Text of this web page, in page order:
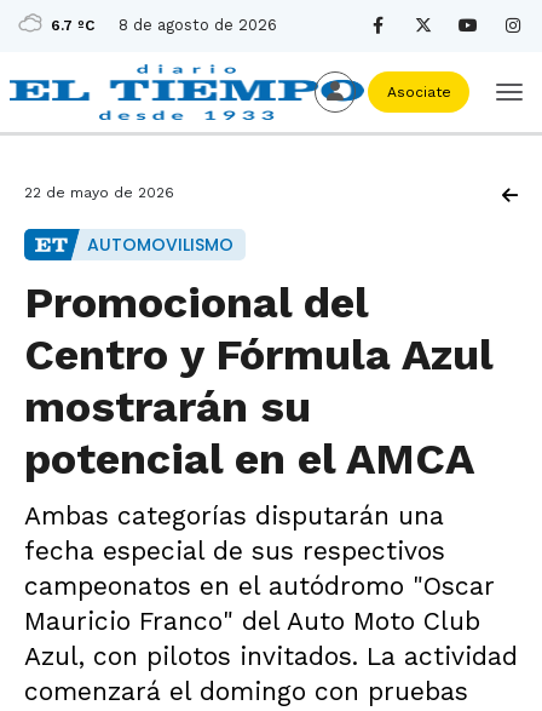
6.7 ºC 8 de agosto de 2026
Asociate
22 de mayo de 2026
AUTOMOVILISMO
Promocional del
Centro y Fórmula Azul
mostrarán su
potencial en el AMCA
Ambas categorías disputarán una
fecha especial de sus respectivos
campeonatos en el autódromo "Oscar
Mauricio Franco" del Auto Moto Club
Azul, con pilotos invitados. La actividad
comenzará el domingo con pruebas